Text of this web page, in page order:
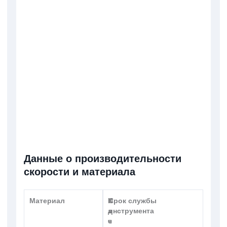
Данные о производительности
скорости и материала
Материал
И
д
е
К
а
ч
Срок службы
инструмента